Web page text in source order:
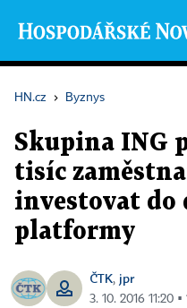
HN.cz › Byznys
Skupina ING
tisíc
investovat
platformy
ČTK, jpr
3. 10. 2016 11:20